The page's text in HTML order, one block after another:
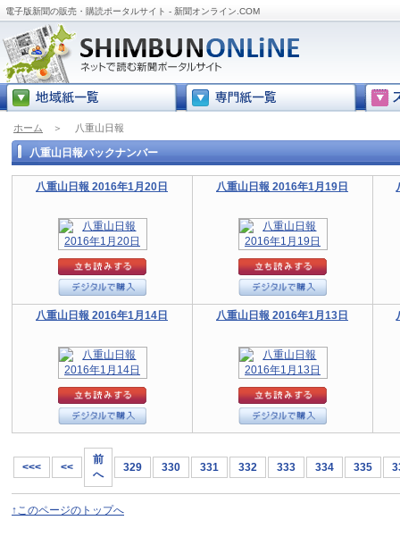
電子版新聞の販売・購読ポータルサイト - 新聞オンライン.COM
ホーム ＞ 八重山日報
八重山日報バックナンバー
八重山日報 2016年1月20日 八重山日報 2016年1月19日
八重山日報 2016年1月14日 八重山日報 2016年1月13日
<<< <<
前
へ
329 330 331 332 333 334 335
↑このページのトップへ